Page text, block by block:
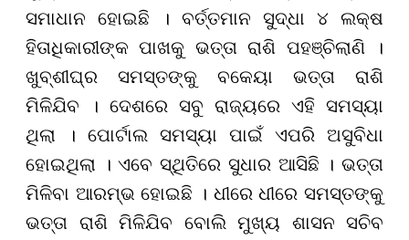
ସମାଧାନ ହୋଇଛି । ବର୍ତ୍ତମାନ ସୁଦ୍ଧା ୪ ଲକ୍ଷ
ହିତାଧିକାରୀଙ୍କ ପାଖକୁ ଭତ୍ତା ରାଶି ପହଞ୍ଚିଲାଣି ।
ଖୁବ୍ଶୀଘ୍ର ସମସ୍ତଙ୍କୁ ବକେୟା ଭତ୍ତା ରାଶି
ମିଳିଯିବ । ଦେଶରେ ସବୁ ରାଜ୍ୟରେ ଏହି ସମସ୍ୟା
ଥିଲା । ପୋର୍ଟାଲ ସମସ୍ୟା ପାଇଁ ଏପରି ଅସୁବିଧା
ହୋଇଥିଲା । ଏବେ ସ୍ଥିତିରେ ସୁଧାର ଆସିଛି । ଭତ୍ତା
ମିଳିବା ଆରମ୍ଭ ହୋଇଛି । ଧୀରେ ଧୀରେ ସମସ୍ତଙ୍କୁ
ଭତ୍ତା ରାଶି ମିଳିଯିବ ବୋଲି ମୁଖ୍ୟ ଶାସନ ସଚିବ